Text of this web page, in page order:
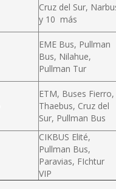
Cruz del Sur,
y 10 más
EME Bus, Pullman
Bus, Nilahue,
Pullman Tur
ETM, Buses Fierro,
Thaebus, Cruz del
Sur, Pullman Bus
CIKBUS Elité,
Pullman Bus,
Paravias, FIchtur
VIP